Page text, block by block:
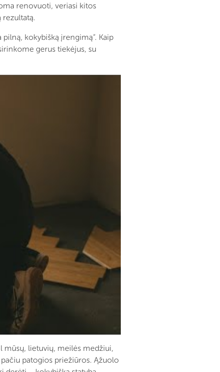
renovuoti, veriasi kitos
kokybišką įrengimą“. Kaip
gerus tiekėjus, su
mūsų, lietuvių, meilės medžiui,
patogios priežiūros. Ąžuolo